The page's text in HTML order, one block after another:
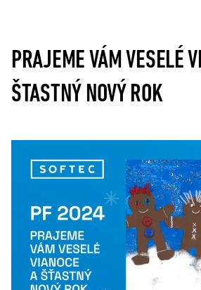
PRAJEME VÁM VESELÉ
ŠTASTNÝ NOVÝ ROK